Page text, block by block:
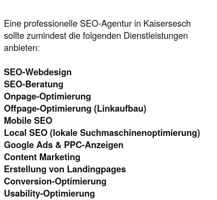
Eine professionelle SEO-Agentur in Kaisersesch
sollte zumindest die folgenden Dienstleistungen
anbieten:
SEO-Webdesign
SEO-Beratung
Onpage-Optimierung
Offpage-Optimierung (Linkaufbau)
Mobile SEO
Local SEO (lokale Suchmaschinenoptimierung)
Google Ads & PPC-Anzeigen
Content Marketing
Erstellung von Landingpages
Conversion-Optimierung
Usability-Optimierung